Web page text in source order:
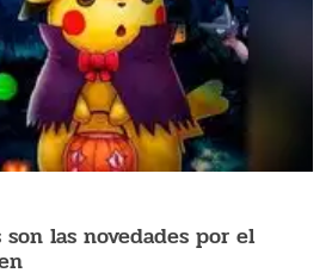
son las novedades por el